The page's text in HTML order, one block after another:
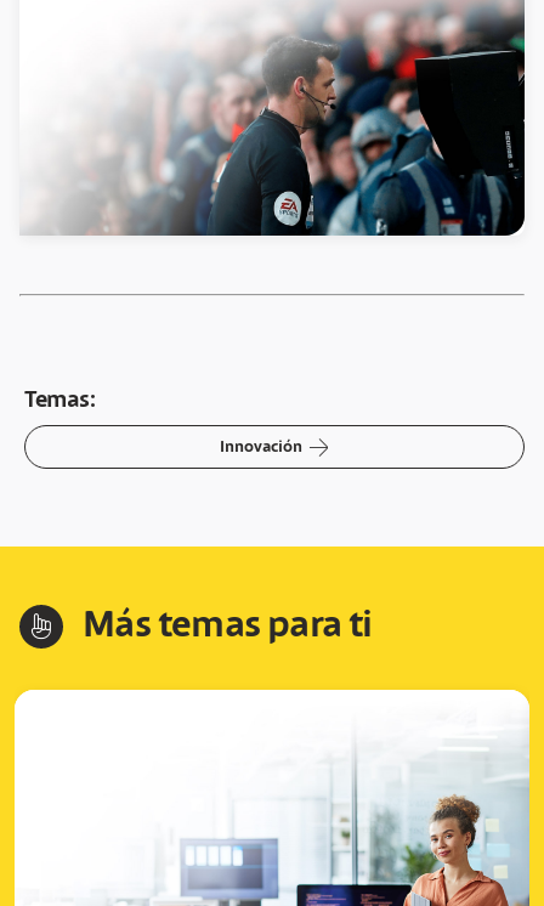
Temas:
Innovación arrow-right
hand-index Más temas para ti